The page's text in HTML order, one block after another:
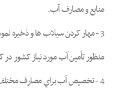
ﻣﻨﺎﺑﻊ و ﻣﺼﺎرف آب.
3 - ﻣﻬﺎر ﮐﺮدن ﺳﯿﻼب ﻫﺎ و ذﺧﯿﺮه
ﻣﻨﻈﻮر ﺗﺄﻣﯿﻦ آب مورد ﻧﯿﺎز ﮐﺸﻮر
4 - ﺗﺨﺼﯿﺺ آب ﺑﺮاي ﻣﺼﺎرف